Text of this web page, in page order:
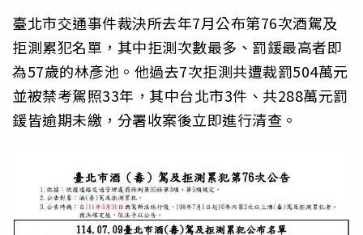
臺北市交通事件裁決所去年7月公布第76次酒駕及
拒測累犯名單，其中拒測次數最多、罰鍰最高者即
為57歲的林彥池。他過去7次拒測共遭裁罰504萬元
並被禁考駕照33年，其中台北市3件、共288萬元罰
鍰皆逾期未繳，分署收案後立即進行清查。